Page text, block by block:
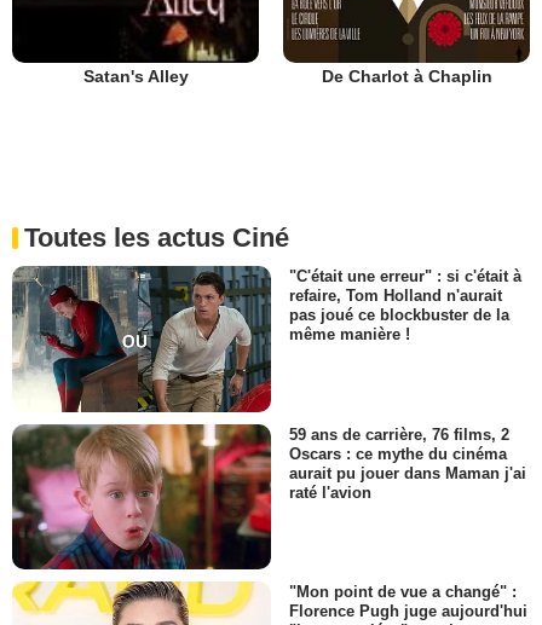
Satan's Alley De Charlot à Chaplin
Toutes les actus Ciné
"C'était une erreur" : si c'était à
refaire, Tom Holland n'aurait
pas joué ce blockbuster de la
même manière !
59 ans de carrière, 76 films, 2
Oscars : ce mythe du cinéma
aurait pu jouer dans Maman j'ai
raté l'avion
"Mon point de vue a changé" :
Florence Pugh juge aujourd'hui